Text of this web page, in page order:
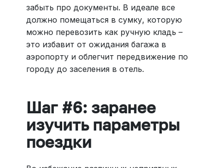
забыть про документы. В идеале все
должно помещаться в сумку, которую
можно перевозить как ручную кладь –
это избавит от ожидания багажа в
аэропорту и облегчит передвижение по
городу до заселения в отель.
Шаг #6: заранее
изучить параметры
поездки